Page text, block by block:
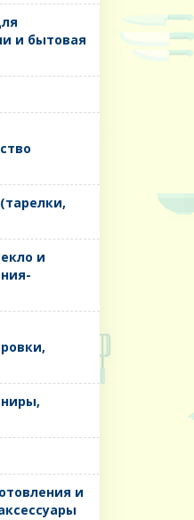
и бытовая
(тарелки,
и
и